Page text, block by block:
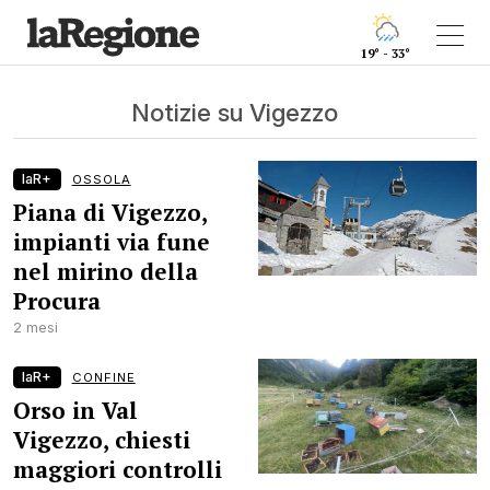
19° - 33°
Notizie su Vigezzo
laR+ OSSOLA
Piana di Vigezzo,
impianti via fune
nel mirino della
Procura
2 mesi
laR+ CONFINE
Orso in Val
Vigezzo, chiesti
maggiori controlli